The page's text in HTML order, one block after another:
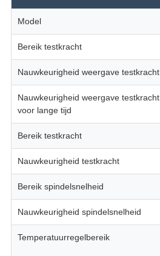
Model
Bereik testkracht
Nauwkeurigheid weergave testkracht
Nauwkeurigheid weergave testkracht
voor lange tijd
Bereik testkracht
Nauwkeurigheid testkracht
Bereik spindelsnelheid
Nauwkeurigheid spindelsnelheid
Temperatuurregelbereik